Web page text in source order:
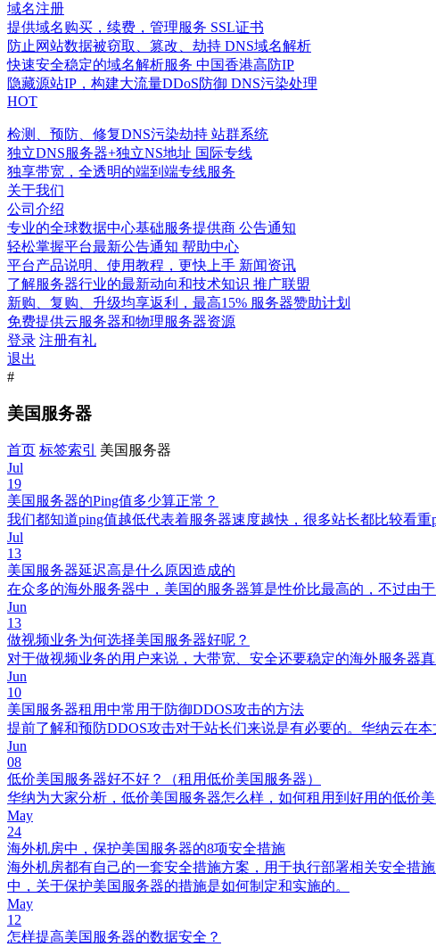
域名注册
提供域名购买，续费，管理服务 SSL证书
防止网站数据被窃取、篡改、劫持 DNS域名解析
快速安全稳定的域名解析服务 中国香港高防IP
隐藏源站IP，构建大流量DDoS防御 DNS污染处理
HOT
检测、预防、修复DNS污染劫持 站群系统
独立DNS服务器+独立NS地址 国际专线
独享带宽，全透明的端到端专线服务
关于我们
公司介绍
专业的全球数据中心基础服务提供商 公告通知
轻松掌握平台最新公告通知 帮助中心
平台产品说明、使用教程，更快上手 新闻资讯
了解服务器行业的最新动向和技术知识 推广联盟
新购、复购、升级均享返利，最高15% 服务器赞助计划
免费提供云服务器和物理服务器资源
登录 注册有礼
退出
#
美国服务器
首页 标签索引
美国服务器
Jul
19
美国服务器的Ping值多少算正常？
我们都知道ping值越低代表着服务器速度越快，很多站长都比较看
Jul
13
美国服务器延迟高是什么原因造成的
在众多的海外服务器中，美国的服务器算是性价比最高的，不过由
Jun
13
做视频业务为何选择美国服务器好呢？
对于做视频业务的用户来说，大带宽、安全还要稳定的海外服务器
Jun
10
美国服务器租用中常用于防御DDOS攻击的方法
提前了解和预防DDOS攻击对于站长们来说是有必要的。华纳云在
Jun
08
低价美国服务器好不好？（租用低价美国服务器）
华纳为大家分析，低价美国服务器怎么样，如何租用到好用的低价美
May
24
海外机房中，保护美国服务器的8项安全措施
海外机房都有自己的一套安全措施方案，用于执行部署相关安全措
中，关于保护美国服务器的措施是如何制定和实施的。
May
12
怎样提高美国服务器的数据安全？